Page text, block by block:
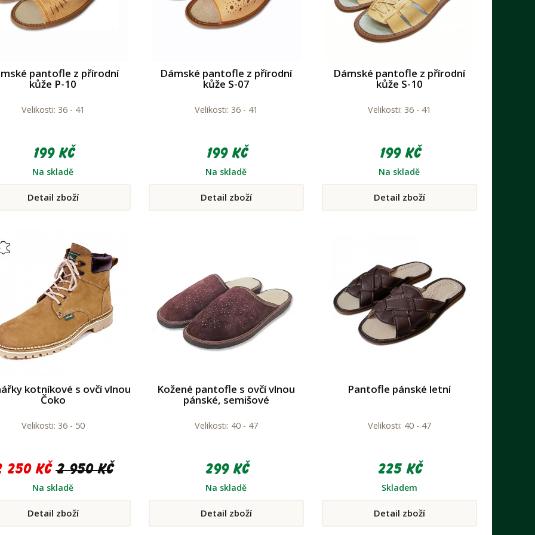
pantofle z přírodní
kůže P-10
Velikosti: 36 - 41
199 Kč
Na skladě
Detail zboží
Dámské pantofle z přírodní
kůže S-07
Velikosti: 36 - 41
199 Kč
Na skladě
Detail zboží
Dámské pantofle z přírodní
kůže S-10
Velikosti: 36 - 41
199 Kč
Na skladě
Detail zboží
kotníkové s ovčí vlnou
Čoko
Velikosti: 36 - 50
250 Kč 2 950 Kč
Na skladě
Detail zboží
Kožené pantofle s ovčí vlnou
pánské, semišové
Velikosti: 40 - 47
299 Kč
Na skladě
Detail zboží
Pantofle pánské letní
Velikosti: 40 - 47
225 Kč
Skladem
Detail zboží